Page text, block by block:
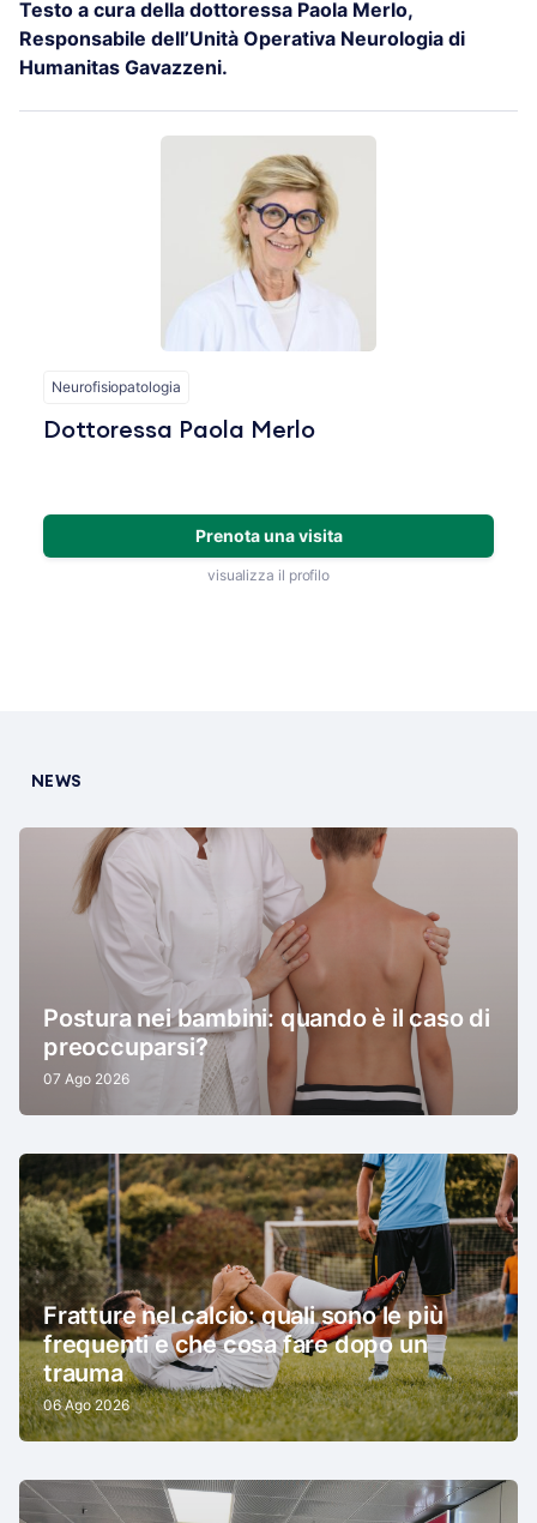
Testo a cura della dottoressa Paola Merlo,
Responsabile dell’Unità Operativa Neurologia di
Humanitas Gavazzeni.
Neurofisiopatologia
Dottoressa Paola Merlo
Prenota una visita
visualizza il profilo
NEWS
Postura nei bambini: quando è il caso di
preoccuparsi?
07 Ago 2026
Fratture nel calcio: quali sono le più
frequenti e che cosa fare dopo un
trauma
06 Ago 2026